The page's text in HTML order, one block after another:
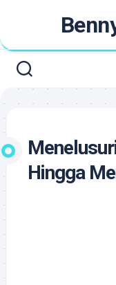
content
Hingga